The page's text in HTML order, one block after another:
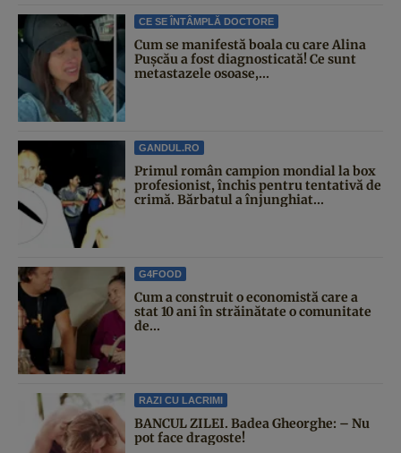
CE SE ÎNTÂMPLĂ DOCTORE
Cum se manifestă boala cu care Alina
Pușcău a fost diagnosticată! Ce sunt
metastazele osoase,...
GANDUL.RO
Primul român campion mondial la box
profesionist, închis pentru tentativă de
crimă. Bărbatul a înjunghiat...
G4FOOD
Cum a construit o economistă care a
stat 10 ani în străinătate o comunitate
de...
RAZI CU LACRIMI
BANCUL ZILEI. Badea Gheorghe: – Nu
pot face dragoste!